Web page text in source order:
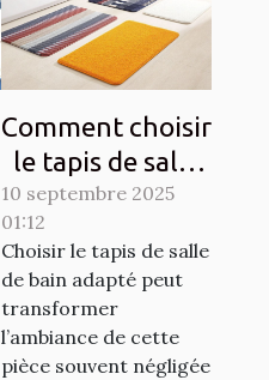
Comment choisir
le tapis de salle
de bain idéal
pour votre
espace ?
10 septembre 2025
01:12
Choisir le tapis de salle
de bain adapté peut
transformer
l’ambiance de cette
pièce souvent négligée